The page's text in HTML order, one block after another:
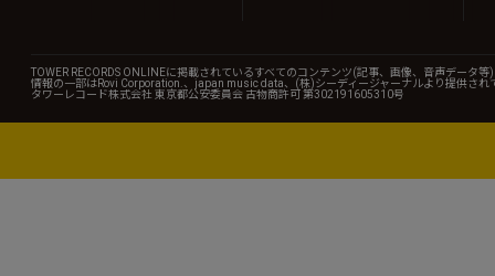
TOWER RECORDS ONLINEに掲載されているすべてのコンテンツ(記事、画像、音声データ
情報の一部はRovi Corporation.、japan music data、(株)シーディージャーナルより提供され
タワーレコード株式会社 東京都公安委員会 古物商許可 第302191605310号